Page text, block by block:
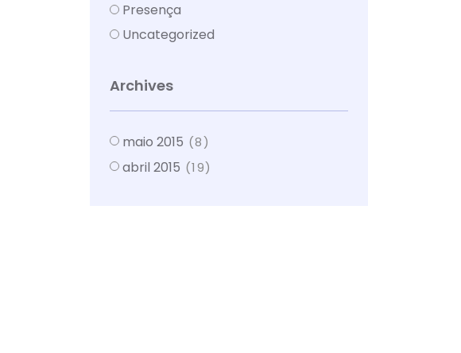
Presença
Uncategorized
Archives
maio 2015 (8)
abril 2015 (19)